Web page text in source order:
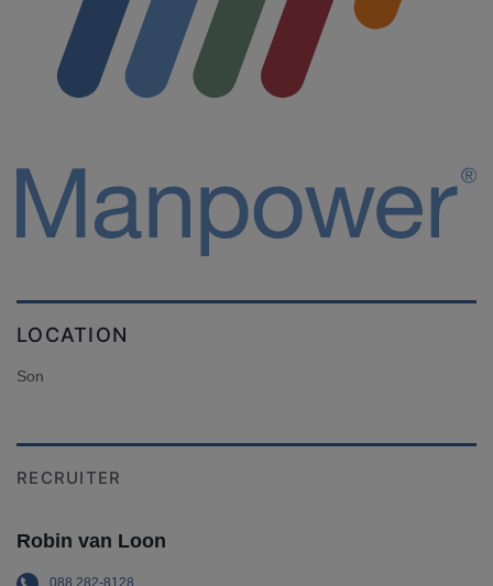
LOCATION
Son
RECRUITER
Robin van Loon
088 282-8128